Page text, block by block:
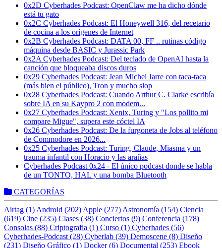
0x2D Cyberhades Podcast: OpenClaw me ha dicho dónde
está tu gato
0x2C Cyberhades Podcast: El Honeywell 316, del recetario
de cocina a los orígenes de Internet
0x2B Cyberhades Podcast: DATA 00, FF .. rutinas código
máquina desde BASIC y Jurassic Park
0x2A Cyberhades Podcast: Del teclado de OpenAI hasta la
canción que bloqueaba discos duros
0x29 Cyberhades Podcast: Jean Michel Jarre con taca-taca
(más bien el público), Tron y mucho slop
0x28 Cyberhades Podcast: Cuando Arthur C. Clarke escribía
sobre IA en su Kaypro 2 con modem...
0x27 Cyberhades Podcast: Xenix, Turing y "Los pollito mi
compare Migue", supera este cóctel IA
0x26 Cyberhades Podcast: De la furgoneta de Jobs al teléfono
de Commodore en 2026...
0x25 Cyberhades Podcast: Turing, Claude, Miasma y un
trauma infantil con Horacio y las arañas
Cyberhades Podcast 0x24 - El único podcast donde se habla
de un TONTO, HAL y una bomba Bluetooth
CATEGORÍAS
Airtag (1) Android (202) Apple (277) Astronomía (154) Ciencia
(619) Cine (235) Clases (38) Conciertos (9) Conferencia (178)
Consolas (88) Criptografia (1) Curso (1) Cyberhades (56)
Cyberhades-Podcast (28) Cyberlab (39) Demoscene (8) Diseño
(231) Diseño Gráfico (1) Docker (6) Documental (253) Ebook